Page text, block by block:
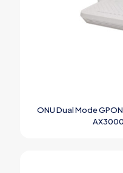
ONU Dual Mode